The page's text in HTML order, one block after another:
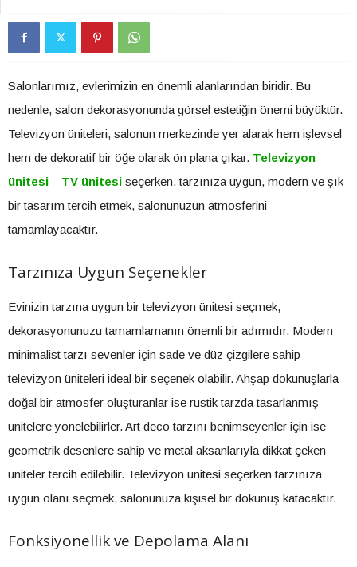
Salonlarımız, evlerimizin en önemli alanlarından biridir. Bu
nedenle, salon dekorasyonunda görsel estetiğin önemi büyüktür.
Televizyon üniteleri, salonun merkezinde yer alarak hem işlevsel
hem de dekoratif bir öğe olarak ön plana çıkar. Televizyon
ünitesi – TV ünitesi seçerken, tarzınıza uygun, modern ve şık
bir tasarım tercih etmek, salonunuzun atmosferini
tamamlayacaktır.
Tarzınıza Uygun Seçenekler
Evinizin tarzına uygun bir televizyon ünitesi seçmek,
dekorasyonunuzu tamamlamanın önemli bir adımıdır. Modern
minimalist tarzı sevenler için sade ve düz çizgilere sahip
televizyon üniteleri ideal bir seçenek olabilir. Ahşap dokunuşlarla
doğal bir atmosfer oluşturanlar ise rustik tarzda tasarlanmış
ünitelere yönelebilirler. Art deco tarzını benimseyenler için ise
geometrik desenlere sahip ve metal aksanlarıyla dikkat çeken
üniteler tercih edilebilir. Televizyon ünitesi seçerken tarzınıza
uygun olanı seçmek, salonunuza kişisel bir dokunuş katacaktır.
Fonksiyonellik ve Depolama Alanı